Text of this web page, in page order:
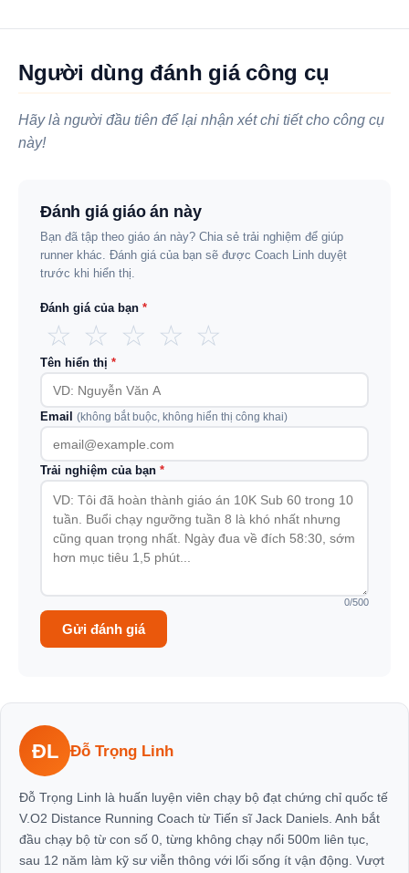
Người dùng đánh giá công cụ
Hãy là người đầu tiên để lại nhận xét chi tiết cho công cụ
này!
Đánh giá giáo án này
Bạn đã tập theo giáo án này? Chia sẻ trải nghiệm để giúp
runner khác. Đánh giá của bạn sẽ được Coach Linh duyệt
trước khi hiển thị.
Đánh giá của bạn *
☆ ☆ ☆ ☆ ☆
Tên hiển thị *
Email (không bắt buộc, không hiển thị công khai)
Trải nghiệm của bạn *
0/500
Gửi đánh giá
ĐL Đỗ Trọng Linh
Đỗ Trọng Linh là huấn luyện viên chạy bộ đạt chứng chỉ quốc tế
V.O2 Distance Running Coach từ Tiến sĩ Jack Daniels. Anh bắt
đầu chạy bộ từ con số 0, từng không chạy nổi 500m liên tục,
sau 12 năm làm kỹ sư viễn thông với lối sống ít vận động. Vượt